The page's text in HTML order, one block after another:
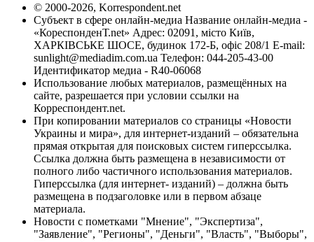
© 2000-2026, Korrespondent.net
Субъект в сфере онлайн-медиа Название онлайн-медиа -
«КореспонденТ.net» Адрес: 02091, місто Київ,
ХАРКІВСЬКЕ ШОСЕ, будинок 172-Б, офіс 208/1 E-mail:
sunlight@mediadim.com.ua Телефон: 044-205-43-00
Идентификатор медиа - R40-06068
Использование любых материалов, размещённых на
сайте, разрешается при условии ссылки на
Корреспондент.net.
При копировании материалов со страницы «Новости
Украины и мира», для интернет-изданий – обязательна
прямая открытая для поисковых систем гиперссылка.
Ссылка должна быть размещена в независимости от
полного либо частичного использования материалов.
Гиперссылка (для интернет- изданий) – должна быть
размещена в подзаголовке или в первом абзаце
материала.
Новости с пометками "Мнение", "Экспертиза",
"Заявление", "Регионы", "Деньги", "Власть", "Выборы",